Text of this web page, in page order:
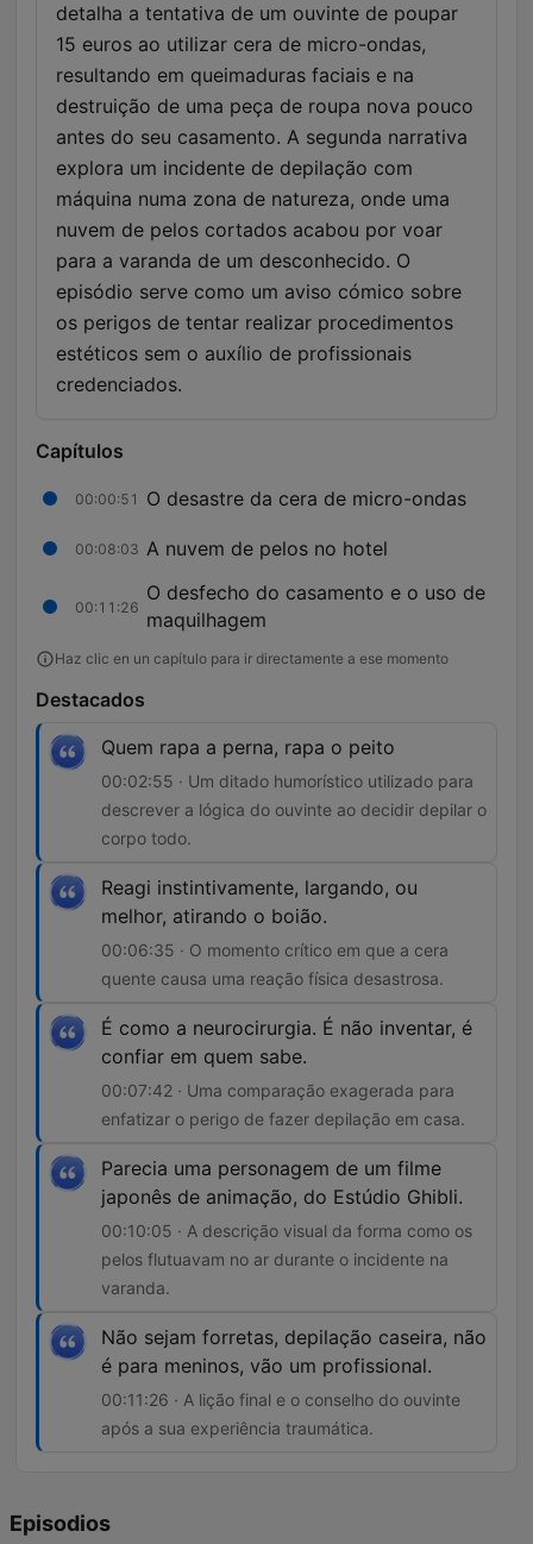
detalha a tentativa de um ouvinte de poupar
15 euros ao utilizar cera de micro-ondas,
resultando em queimaduras faciais e na
destruição de uma peça de roupa nova pouco
antes do seu casamento. A segunda narrativa
explora um incidente de depilação com
máquina numa zona de natureza, onde uma
nuvem de pelos cortados acabou por voar
para a varanda de um desconhecido. O
episódio serve como um aviso cómico sobre
os perigos de tentar realizar procedimentos
estéticos sem o auxílio de profissionais
credenciados.
Capítulos
00:00:51 O desastre da cera de micro-ondas
00:08:03 A nuvem de pelos no hotel
00:11:26
O desfecho do casamento e o uso de
maquilhagem
Haz clic en un capítulo para ir directamente a ese momento
Destacados
Quem rapa a perna, rapa o peito
00:02:55 · Um ditado humorístico utilizado para
descrever a lógica do ouvinte ao decidir depilar o
corpo todo.
Reagi instintivamente, largando, ou
melhor, atirando o boião.
00:06:35 · O momento crítico em que a cera
quente causa uma reação física desastrosa.
É como a neurocirurgia. É não inventar, é
confiar em quem sabe.
00:07:42 · Uma comparação exagerada para
enfatizar o perigo de fazer depilação em casa.
Parecia uma personagem de um filme
japonês de animação, do Estúdio Ghibli.
00:10:05 · A descrição visual da forma como os
pelos flutuavam no ar durante o incidente na
varanda.
Não sejam forretas, depilação caseira, não
é para meninos, vão um profissional.
00:11:26 · A lição final e o conselho do ouvinte
após a sua experiência traumática.
Episodios